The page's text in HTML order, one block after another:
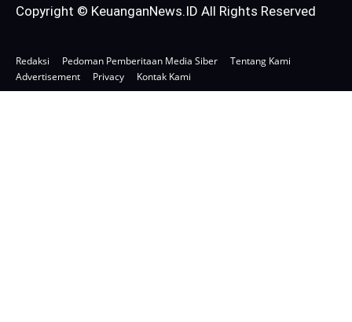
Copyright © KeuanganNews.ID All Rights Reserved
Redaksi Pedoman Pemberitaan Media Siber
Tentang Kami
Advertisement
Privacy Kontak Kami